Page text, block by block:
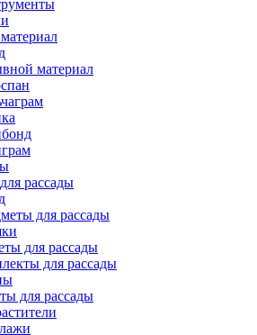
материал
рассады
для рассады
для рассады
для рассады
для рассады